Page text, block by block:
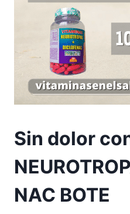
Sin dolor
NAC BOTE